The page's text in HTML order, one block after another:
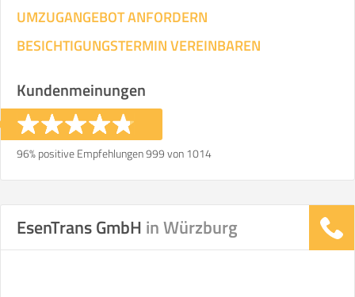
UMZUGANGEBOT ANFORDERN
BESICHTIGUNGSTERMIN VEREINBAREN
Kundenmeinungen
96% positive Empfehlungen 999 von 1014
EsenTrans GmbH in Würzburg